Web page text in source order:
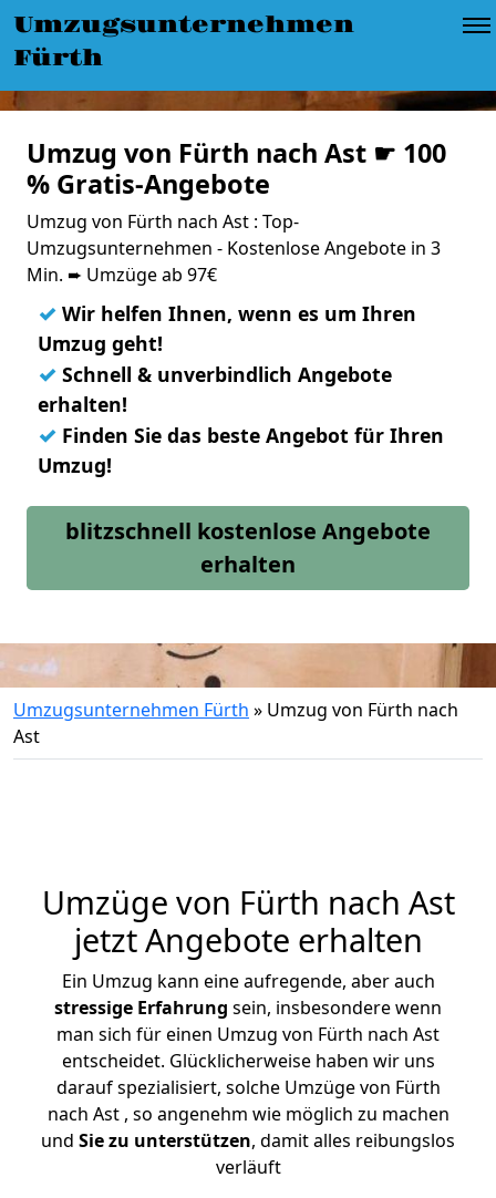
Umzugsunternehmen
Fürth
Umzug von Fürth nach Ast ☛ 100
% Gratis-Angebote
Umzug von Fürth nach Ast : Top-
Umzugsunternehmen - Kostenlose Angebote in 3
Min. ➨ Umzüge ab 97€
✓ Wir helfen Ihnen, wenn es um Ihren
Umzug geht!
✓ Schnell & unverbindlich Angebote
erhalten!
✓ Finden Sie das beste Angebot für Ihren
Umzug!
blitzschnell kostenlose Angebote
erhalten
Umzugsunternehmen Fürth » Umzug von Fürth nach
Ast
Umzüge von Fürth nach Ast
jetzt Angebote erhalten
Ein Umzug kann eine aufregende, aber auch
stressige Erfahrung sein, insbesondere wenn
man sich für einen Umzug von Fürth nach Ast
entscheidet. Glücklicherweise haben wir uns
darauf spezialisiert, solche Umzüge von Fürth
nach Ast , so angenehm wie möglich zu machen
und Sie zu unterstützen, damit alles reibungslos
verläuft